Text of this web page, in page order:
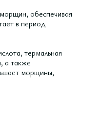
обеспечивая
в период
термальная
а также
морщины,